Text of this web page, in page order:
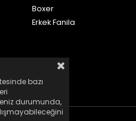
Boxer
Erkek Fanila
bazı
durumunda,